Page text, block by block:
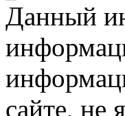
Данный
сайте, не